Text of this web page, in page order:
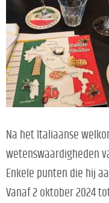
Na het Italiaanse
wetenswaardigheden
Enkele punten die hij
Vanaf 2 oktober 2024